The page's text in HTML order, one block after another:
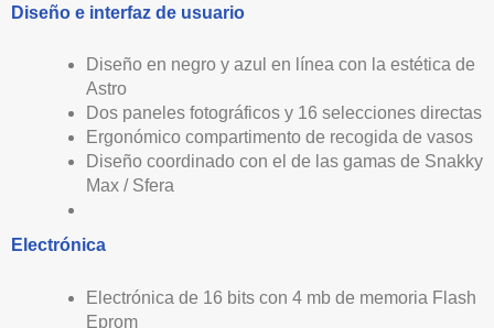
Diseño e interfaz de usuario
Diseño en negro y azul en línea con la estética de
Astro
Dos paneles fotográficos y 16 selecciones directas
Ergonómico compartimento de recogida de vasos
Diseño coordinado con el de las gamas de Snakky
Max / Sfera
Electrónica
Electrónica de 16 bits con 4 mb de memoria Flash
Eprom